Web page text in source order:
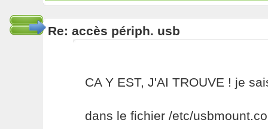
Re: accès périph. usb
CA Y EST, J'AI TROUVE ! je
dans le fichier /etc/